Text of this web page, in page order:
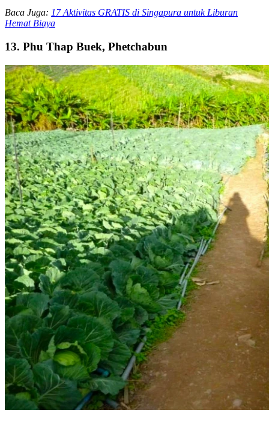
Baca Juga: 17 Aktivitas GRATIS di Singapura untuk Liburan
Hemat Biaya
13. Phu Thap Buek, Phetchabun